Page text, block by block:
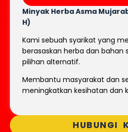
Minyak Herba Asma
H)
Kami sebuah syarikat yang
berasaskan herba dan bahan
pilihan alternatif.
Membantu masyarakat dan
meningkatkan kesihatan dan
HUBUNGI